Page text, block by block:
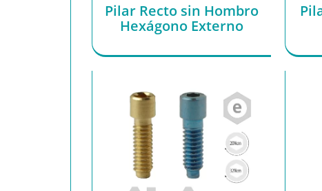
Pilar Recto sin Hombro
Hexágono Externo